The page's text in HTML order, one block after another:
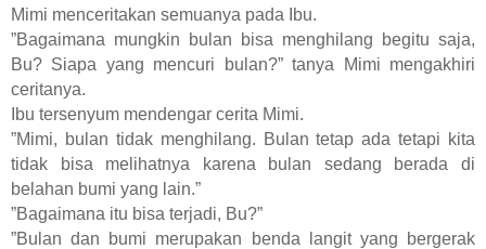
Mimi menceritakan semuanya pada Ibu.
”Bagaimana mungkin bulan bisa menghilang begitu saja,
Bu? Siapa yang mencuri bulan?” tanya Mimi mengakhiri
ceritanya.
Ibu tersenyum mendengar cerita Mimi.
”Mimi, bulan tidak menghilang. Bulan tetap ada tetapi kita
tidak bisa melihatnya karena bulan sedang berada di
belahan bumi yang lain.”
”Bagaimana itu bisa terjadi, Bu?”
”Bulan dan bumi merupakan benda langit yang bergerak